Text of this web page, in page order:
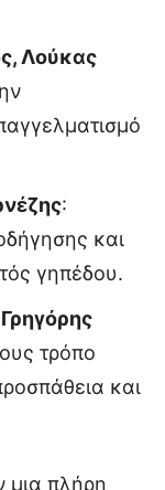
Λούκας
:
και
γηπέδου.
τρόπο
και
μια πλήρη